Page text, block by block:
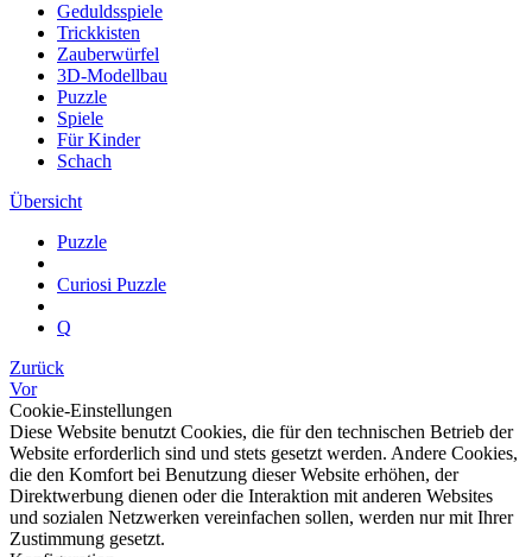
Geduldsspiele
Trickkisten
Zauberwürfel
3D-Modellbau
Puzzle
Spiele
Für Kinder
Schach
Übersicht
Puzzle
Curiosi Puzzle
Q
Zurück
Vor
Cookie-Einstellungen
Diese Website benutzt Cookies, die für den technischen Betrieb der
Website erforderlich sind und stets gesetzt werden. Andere Cookies,
die den Komfort bei Benutzung dieser Website erhöhen, der
Direktwerbung dienen oder die Interaktion mit anderen Websites
und sozialen Netzwerken vereinfachen sollen, werden nur mit Ihrer
Zustimmung gesetzt.